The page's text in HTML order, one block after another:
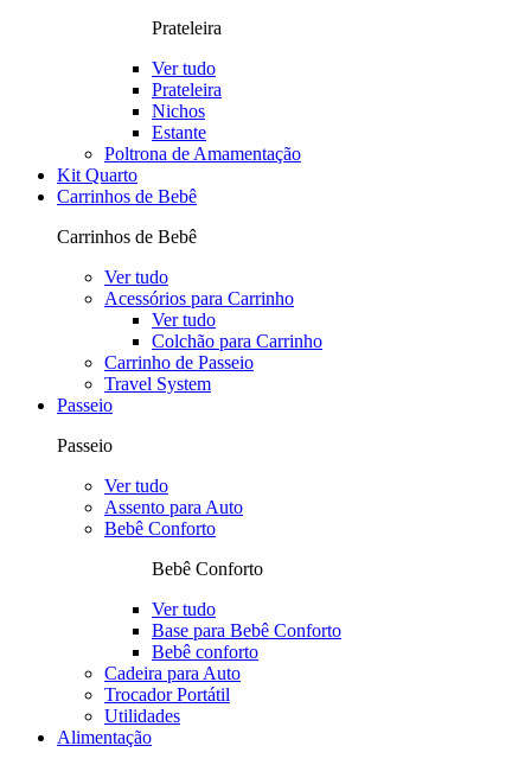
Prateleira
Ver tudo
Prateleira
Nichos
Estante
Poltrona de Amamentação
Kit Quarto
Carrinhos de Bebê
Carrinhos de Bebê
Ver tudo
Acessórios para Carrinho
Ver tudo
Colchão para Carrinho
Carrinho de Passeio
Travel System
Passeio
Passeio
Ver tudo
Assento para Auto
Bebê Conforto
Bebê Conforto
Ver tudo
Base para Bebê Conforto
Bebê conforto
Cadeira para Auto
Trocador Portátil
Utilidades
Alimentação